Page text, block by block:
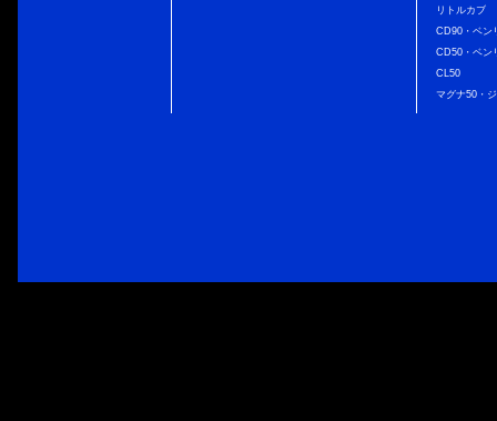
リトルカブ
CD90・ベン
CD50・ベン
CL50
マグナ50・